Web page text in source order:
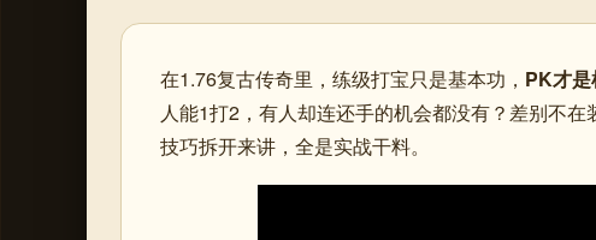
在1.76复古传奇里，练级打宝只是基本功， PK才
人能1打2，有人却连还手的机会都没有？差别不
技巧拆开来讲，全是实战干料。